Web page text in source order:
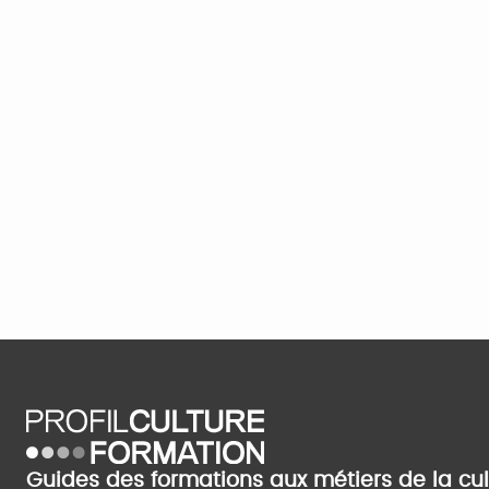
Guides des formations aux métiers de la